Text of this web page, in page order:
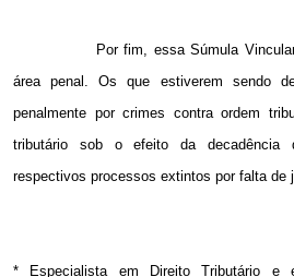
Por fim, essa Súmula
área penal. Os que estiverem sendo
penalmente por crimes contra ordem
tributário sob o efeito da decadência
respectivos processos extintos por falta de
* Especialista em Direito Tributário e